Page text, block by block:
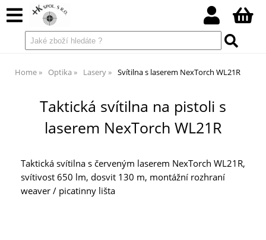
Home Optika Lasery Svítilna s laserem NexTorch WL21R
Taktická svítilna na pistoli s
laserem NexTorch WL21R
Taktická svítilna s červeným laserem NexTorch WL21R,
svítivost 650 lm, dosvit 130 m, montážní rozhraní
weaver / picatinny lišta